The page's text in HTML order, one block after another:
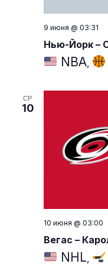
9 июня @ 03:31
Нью-Йорк –
NBA,
СР
10
10 июня @ 03:00
Вегас –
NHL